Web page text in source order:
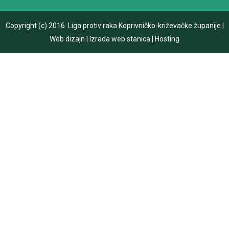
Copyright (c) 2016. Liga protiv raka Koprivničko-križevačke županije
Web dizajn
Izrada web stanica Hosting